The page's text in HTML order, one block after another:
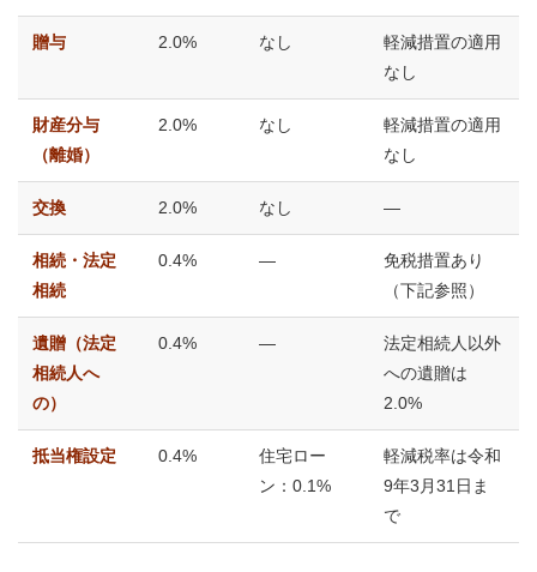
贈与 2.0% なし
軽減措置の適用
なし
財産分与
（離婚）
2.0% なし
軽減措置の適用
なし
交換 2.0% なし —
相続・法定
相続
0.4% —
免税措置あり
（下記参照）
遺贈（法定
相続人へ
の）
0.4% —
法定相続人以外
への遺贈は
2.0%
抵当権設定 0.4%
住宅ロー
ン：0.1%
軽減税率は令和
9年3月31日ま
で